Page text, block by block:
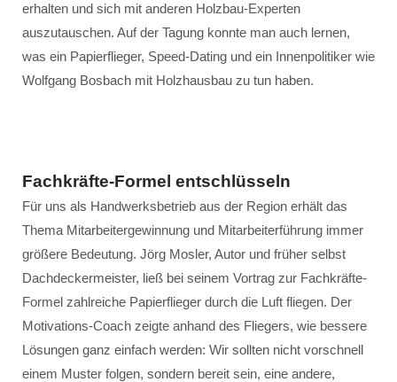
erhalten und sich mit anderen Holzbau-Experten
auszutauschen. Auf der Tagung konnte man auch lernen,
was ein Papierflieger, Speed-Dating und ein Innenpolitiker wie
Wolfgang Bosbach mit Holzhausbau zu tun haben.
Fachkräfte-Formel entschlüsseln
Für uns als Handwerksbetrieb aus der Region erhält das
Thema Mitarbeitergewinnung und Mitarbeiterführung immer
größere Bedeutung. Jörg Mosler, Autor und früher selbst
Dachdeckermeister, ließ bei seinem Vortrag zur Fachkräfte-
Formel zahlreiche Papierflieger durch die Luft fliegen. Der
Motivations-Coach zeigte anhand des Fliegers, wie bessere
Lösungen ganz einfach werden: Wir sollten nicht vorschnell
einem Muster folgen, sondern bereit sein, eine andere,